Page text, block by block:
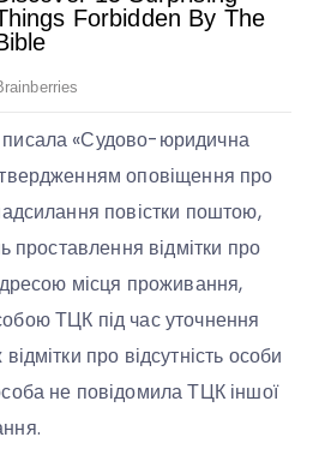
«Судово-юридична
оповіщення про
повістки поштою,
проставлення відмітки про
місця проживання,
ТЦК під час уточнення
про відсутність особи
не повідомила ТЦК іншої